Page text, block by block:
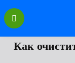
Перейти
содержанию
Как